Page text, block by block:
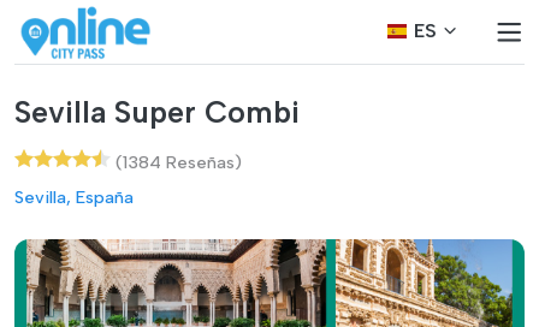
ES
Sevilla Super Combi
(1384 Reseñas)
Sevilla, España